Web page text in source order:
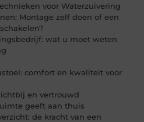
voor Waterzuivering
Montage zelf doen of een
wat u moet weten
comfort en kwaliteit voor
en vertrouwd
geeft aan thuis
de kracht van een